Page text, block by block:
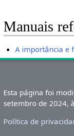
Manuais
A importância e
Esta página foi
setembro de 2024,
Política de